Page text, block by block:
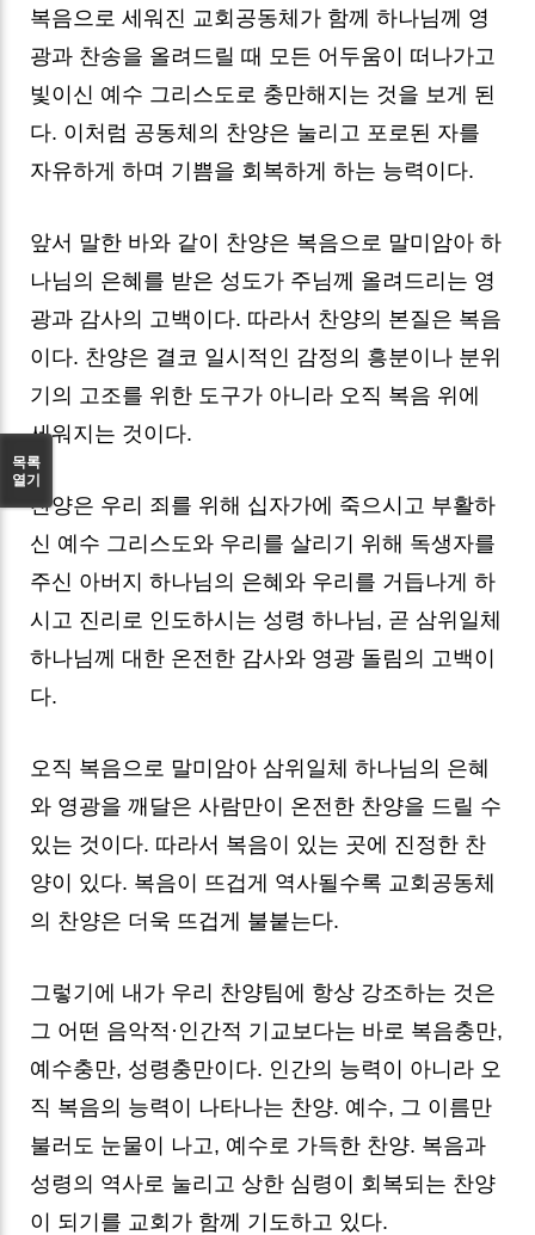
복음으로 세워진 교회공동체가 함께 하나님께 영
광과 찬송을 올려드릴 때 모든 어두움이 떠나가고
빛이신 예수 그리스도로 충만해지는 것을 보게 된
다. 이처럼 공동체의 찬양은 눌리고 포로된 자를
자유하게 하며 기쁨을 회복하게 하는 능력이다.
앞서 말한 바와 같이 찬양은 복음으로 말미암아 하
나님의 은혜를 받은 성도가 주님께 올려드리는 영
광과 감사의 고백이다. 따라서 찬양의 본질은 복음
이다. 찬양은 결코 일시적인 감정의 흥분이나 분위
기의 고조를 위한 도구가 아니라 오직 복음 위에
세워지는 것이다.
찬양은 우리 죄를 위해 십자가에 죽으시고 부활하
신 예수 그리스도와 우리를 살리기 위해 독생자를
주신 아버지 하나님의 은혜와 우리를 거듭나게 하
시고 진리로 인도하시는 성령 하나님, 곧 삼위일체
하나님께 대한 온전한 감사와 영광 돌림의 고백이
다.
오직 복음으로 말미암아 삼위일체 하나님의 은혜
와 영광을 깨달은 사람만이 온전한 찬양을 드릴 수
있는 것이다. 따라서 복음이 있는 곳에 진정한 찬
양이 있다. 복음이 뜨겁게 역사될수록 교회공동체
의 찬양은 더욱 뜨겁게 불붙는다.
그렇기에 내가 우리 찬양팀에 항상 강조하는 것은
그 어떤 음악적·인간적 기교보다는 바로 복음충만,
예수충만, 성령충만이다. 인간의 능력이 아니라 오
직 복음의 능력이 나타나는 찬양. 예수, 그 이름만
불러도 눈물이 나고, 예수로 가득한 찬양. 복음과
성령의 역사로 눌리고 상한 심령이 회복되는 찬양
이 되기를 교회가 함께 기도하고 있다.
목록
열기